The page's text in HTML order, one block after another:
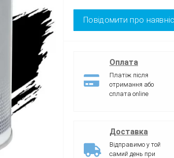
Повідомити про
Оплата
Платіж після
отримання або
сплата online
Доставка
Відправимо у той
самий день при